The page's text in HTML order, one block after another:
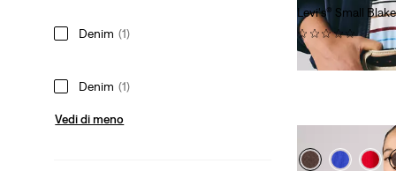
Denim (1)
Denim (1)
Vedi di meno
Levi's® Small
(0)
€ 45,00